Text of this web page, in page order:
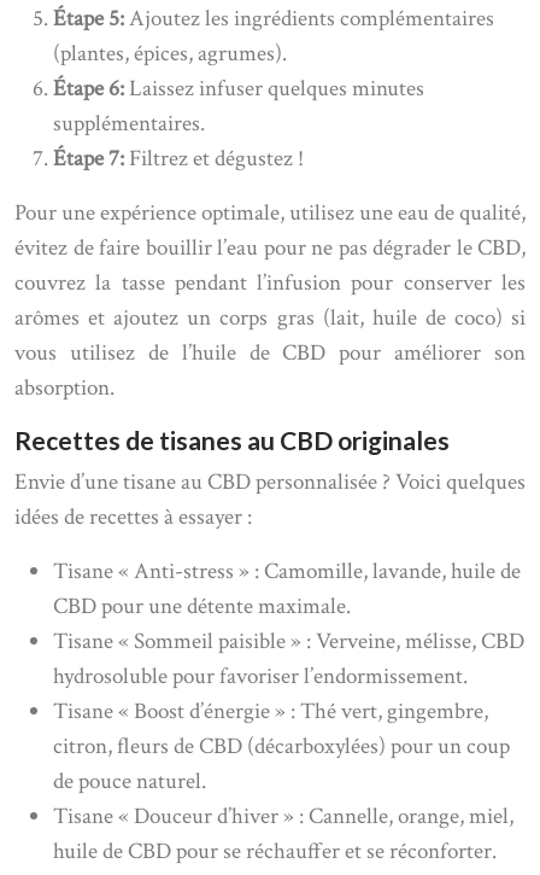
Étape 5:Ajoutez les ingrédients complémentaires
(plantes, épices, agrumes).
Étape 6: Laissez infuser quelques minutes
supplémentaires.
Étape 7: Filtrez et dégustez !
Pour une expérience optimale, utilisez une eau de qualité,
évitez de faire bouillir l’eau pour ne pas dégrader le CBD,
couvrez la tasse pendant l’infusion pour conserver les
arômes et ajoutez un corps gras (lait, huile de coco) si
vous utilisez de l’huile de CBD pour améliorer son
absorption.
Recettes de tisanes au CBD originales
Envie d’une tisane au CBD personnalisée ? Voici quelques
idées de recettes à essayer :
Tisane « Anti-stress » : Camomille, lavande, huile de
CBD pour une détente maximale.
Tisane « Sommeil paisible » : Verveine, mélisse, CBD
hydrosoluble pour favoriser l’endormissement.
Tisane « Boost d’énergie » : Thé vert, gingembre,
citron, fleurs de CBD (décarboxylées) pour un coup
de pouce naturel.
Tisane « Douceur d’hiver » : Cannelle, orange, miel,
huile de CBD pour se réchauffer et se réconforter.